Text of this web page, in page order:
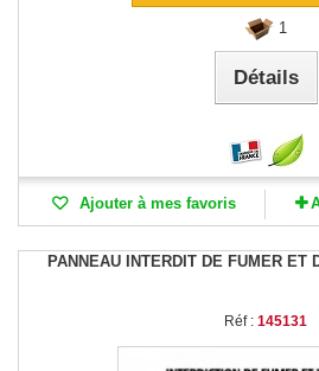
1
Détails
Ajouter à mes favoris
PANNEAU INTERDIT DE FUMER ET
Réf : 145131